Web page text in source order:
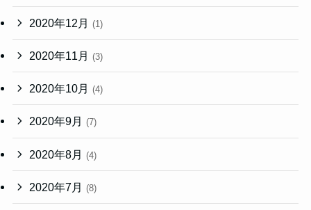
2020年12月 (1)
2020年11月 (3)
2020年10月 (4)
2020年9月 (7)
2020年8月 (4)
2020年7月 (8)